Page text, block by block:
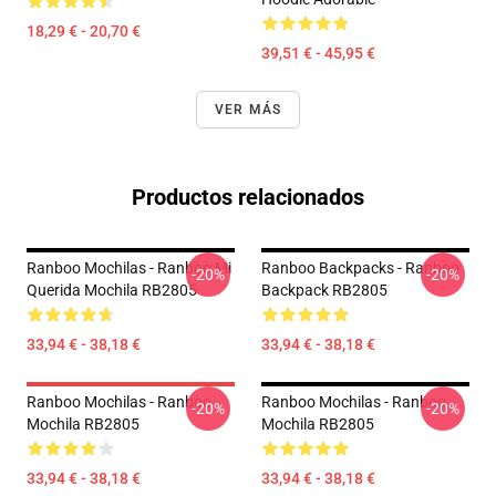
18,29 € - 20,70 €
39,51 € - 45,95 €
VER MÁS
Productos relacionados
Ranboo Mochilas - Ranboo Mi
Querida Mochila RB2805
33,94 € - 38,18 €
-20%
Ranboo Backpacks - Ranboo
Backpack RB2805
33,94 € - 38,18 €
-20%
Ranboo Mochilas - Ranboo
Mochila RB2805
33,94 € - 38,18 €
-20%
Ranboo Mochilas - Ranboo
Mochila RB2805
33,94 € - 38,18 €
-20%